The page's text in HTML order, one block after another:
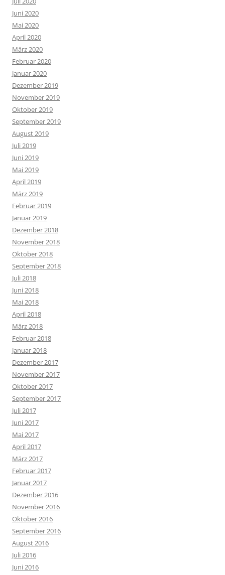
Juni 2020
Mai 2020
April 2020
März 2020
Februar 2020
Januar 2020
Dezember 2019
November 2019
Oktober 2019
September 2019
August 2019
Juli 2019
Juni 2019
Mai 2019
April 2019
März 2019
Februar 2019
Januar 2019
Dezember 2018
November 2018
Oktober 2018
September 2018
Juli 2018
Juni 2018
Mai 2018
April 2018
März 2018
Februar 2018
Januar 2018
Dezember 2017
November 2017
Oktober 2017
September 2017
Juli 2017
Juni 2017
Mai 2017
April 2017
März 2017
Februar 2017
Januar 2017
Dezember 2016
November 2016
Oktober 2016
September 2016
August 2016
Juli 2016
Juni 2016